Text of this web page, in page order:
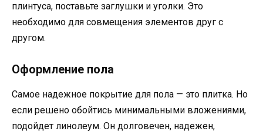
плинтуса, поставьте заглушки и уголки. Это
необходимо для совмещения элементов друг с
другом.
Оформление пола
Самое надежное покрытие для пола — это плитка. Но
если решено обойтись минимальными вложениями,
подойдет линолеум. Он долговечен, надежен,